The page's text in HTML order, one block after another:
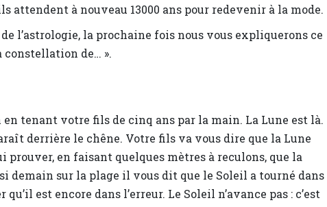
attendent à nouveau 13000 ans pour redevenir à la mode.
l’astrologie, la prochaine fois nous vous expliquerons ce
constellation de… ».
tenant votre fils de cinq ans par la main. La Lune est là.
derrière le chêne. Votre fils va vous dire que la Lune
en faisant quelques mètres à reculons, que la
si demain sur la plage il vous dit que le Soleil a tourné dans
est encore dans l’erreur. Le Soleil n’avance pas : c’est